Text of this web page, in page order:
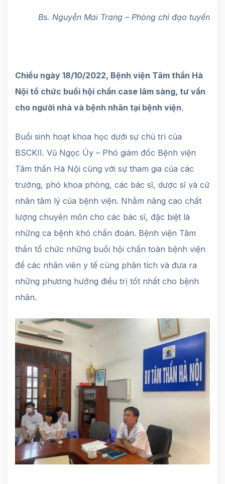
Bs. Nguyễn Mai Trang – Phòng chỉ đạo tuyến
Chiều ngày 18/10/2022, Bệnh viện Tâm thần Hà
Nội tổ chức buổi hội chẩn case lâm sàng, tư vấn
cho người nhà và bệnh nhân tại bệnh viện.
Buổi sinh hoạt khoa học dưới sự chủ trì của
BSCKII. Vũ Ngọc Úy – Phó giám đốc Bệnh viện
Tâm thần Hà Nội cùng với sự tham gia của các
trưởng, phó khoa phòng, các bác sĩ, dược sĩ và cử
nhân tâm lý của bệnh viện. Nhằm nâng cao chất
lượng chuyên môn cho các bác sĩ, đặc biệt là
những ca bệnh khó chẩn đoán. Bệnh viện Tâm
thần tổ chức những buổi hội chẩn toàn bệnh viện
để các nhân viên y tế cùng phân tích và đưa ra
những phương hướng điều trị tốt nhất cho bệnh
nhân.